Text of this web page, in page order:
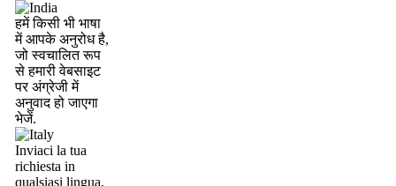
हमें किसी भी भाषा
में आपके अनुरोध है,
जो स्वचालित रूप
से हमारी वेबसाइट
पर अंग्रेजी में
अनुवाद हो जाएगा
भेजें.
Inviaci la tua
richiesta in
qualsiasi lingua,